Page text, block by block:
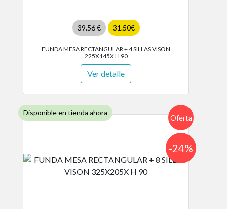
39.56€ 31.50€
FUNDA MESA RECTANGULAR + 4 SILLAS VISON
225X145X H 90
Ver detalle
Disponible en tienda ahora
Oferta
-24%